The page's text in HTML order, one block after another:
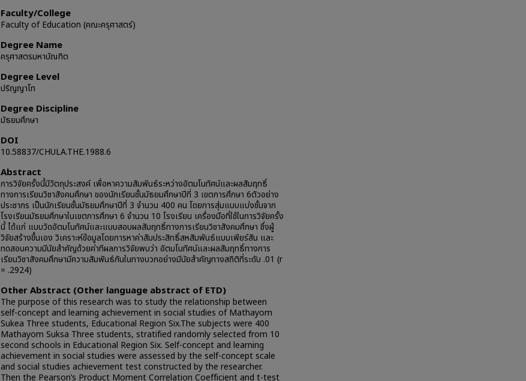
Faculty/College
Faculty of Education (คณะครุศาสตร์)
Degree Name
ครุศาสตรมหาบัณฑิต
Degree Level
ปริญญาโท
Degree Discipline
มัธยมศึกษา
DOI
10.58837/CHULA.THE.1988.6
Abstract
การวิจัยครั้งนี้มีวัตถุประสงค์ เพื่อหาความสัมพันธ์ระหว่างอัตมโนทัศน์และผลสัมฤทธิ์
ทางการเรียนวิชาสังคมศึกษา ของนักเรียนชั้นมัธยมศึกษาปีที่ 3 เขตการศึกษา 6ตัวอย่าง
ประชากร เป็นนักเรียนชั้นมัธยมศึกษาปีที่ 3 จำนวน 400 คน โดยการสุ่มแบบแบ่งชั้นจาก
โรงเรียนมัธยมศึกษาในเขตการศึกษา 6 จำนวน 10 โรงเรียน เครื่องมือที่ใช้ในการวิจัยครั้ง
นี้ ได้แก่ แบบวัดอัตมโนทัศน์และแบบสอบผลสัมฤทธิ์ทางการเรียนวิชาสังคมศึกษา ซึ่งผู้
วิจัยสร้างขึ้นเอง วิเคราะห์ข้อมูลโดยการหาค่าสัมประสิทธิ์สหสัมพันธ์แบบเพียร์สัน และ
ทดสอบความมีนัยสำคัญด้วยค่าทีผลการวิจัยพบว่า อัตมโนทัศน์และผลสัมฤทธิ์ทางการ
เรียนวิชาสังคมศึกษามีความสัมพันธ์กันในทางบวกอย่างมีนัยสำคัญทางสถิติที่ระดับ .01 (r
= .2924)
Other Abstract (Other language abstract of ETD)
The purpose of this research was to study the relationship between
self-concept and learning achievement in social studies of Mathayom
Sukea Three students, Educational Region Six.The subjects were 400
Mathayom Suksa Three students, stratified randomly selected from 10
second schools in Educational Region Six. Self-concept and learning
achievement in social studies were assessed by the self-concept scale
and social studies achievement test constructed by the researcher.
Then the Pearson’s Product Moment Correlation Coefficient and t-test